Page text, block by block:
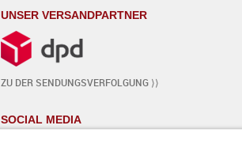
UNSER VERSANDPARTNER
ZU DER SENDUNGSVERFOLGUNG ⟩⟩
SOCIAL MEDIA